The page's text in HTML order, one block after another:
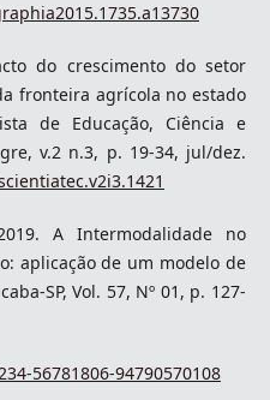
do crescimento do setor
fronteira agrícola no estado
de Educação, Ciência e
v.2 n.3, p. 19-34, jul/dez.
A Intermodalidade no
aplicação de um modelo de
SP, Vol. 57, Nº 01, p. 127-
56781806-94790570108